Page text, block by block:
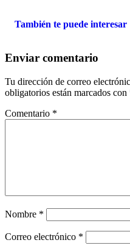
También te puede interesar
Enviar comentario
Tu dirección de correo
obligatorios están marcados con
Comentario *
Nombre *
Correo electrónico *